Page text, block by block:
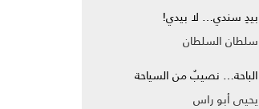
بيدِ سندي… لا بيدي!
سلطان السلطان
الباحة… نصيبٌ من السياحة
يحيى أبو راس